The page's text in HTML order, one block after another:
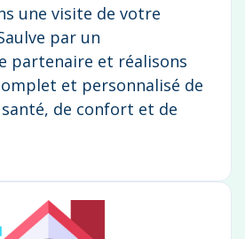
une visite de votre
par un
partenaire et réalisons
et personnalisé de
de confort et de